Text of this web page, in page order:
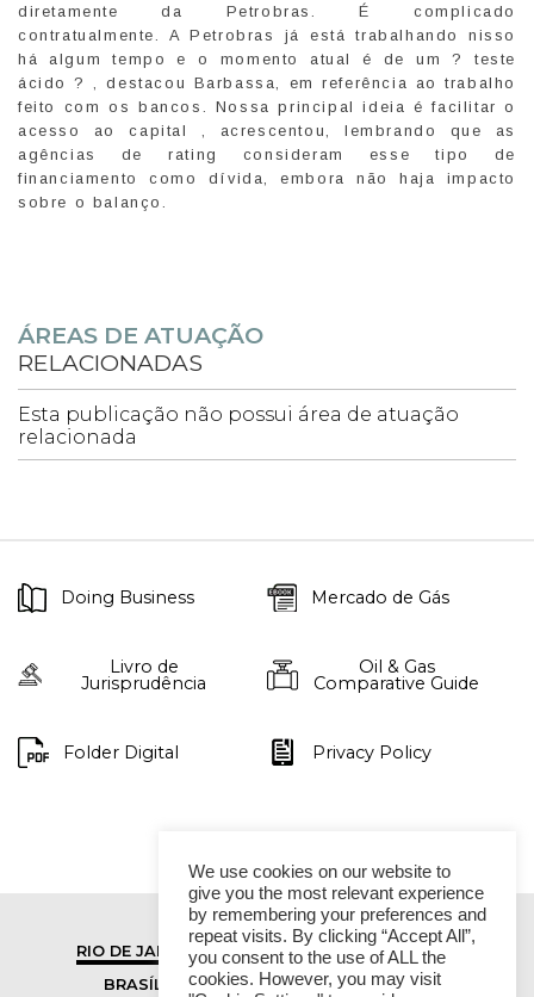
diretamente da Petrobras. É complicado
contratualmente. A Petrobras já está trabalhando nisso
há algum tempo e o momento atual é de um ? teste
ácido ? , destacou Barbassa, em referência ao trabalho
feito com os bancos. Nossa principal ideia é facilitar o
acesso ao capital , acrescentou, lembrando que as
agências de rating consideram esse tipo de
financiamento como dívida, embora não haja impacto
sobre o balanço.
ÁREAS DE ATUAÇÃO
RELACIONADAS
Esta publicação não possui área de atuação
relacionada
Doing Business Mercado de Gás
Livro de
Jurisprudência
Oil & Gas
Comparative Guide
Folder Digital Privacy Policy
RIO DE JANEIRO
SÃO PAULO
BRASÍLIA
VITÓRIA
We use cookies on our website to
give you the most relevant experience
by remembering your preferences and
repeat visits. By clicking “Accept All”,
you consent to the use of ALL the
cookies. However, you may visit